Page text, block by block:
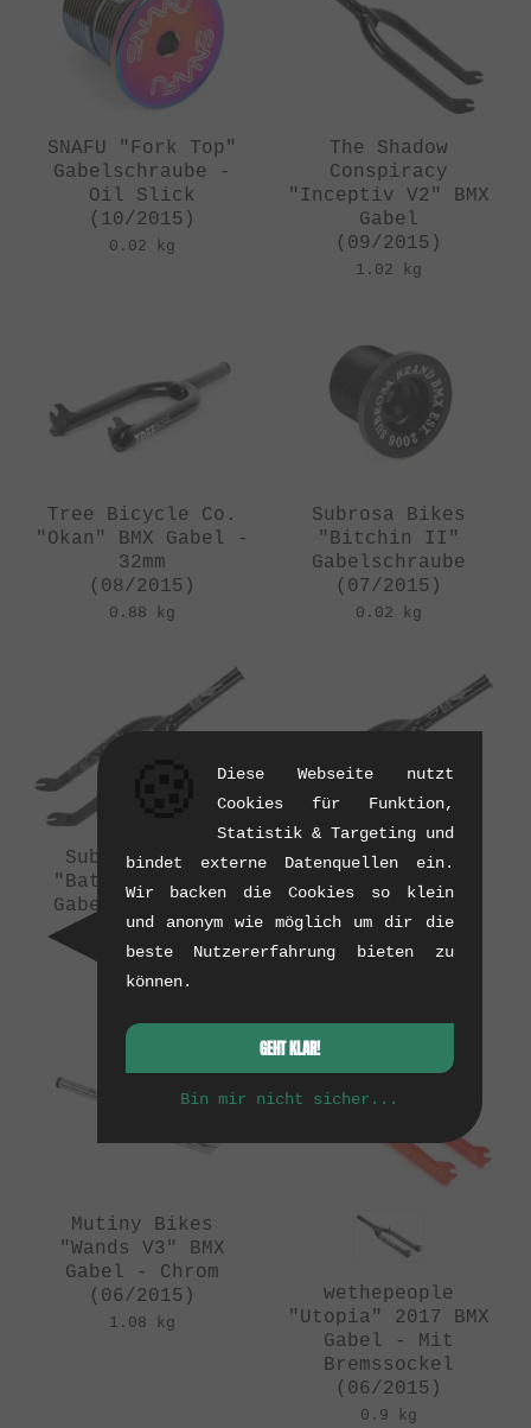
SNAFU "Fork Top"
Gabelschraube -
Oil Slick
(10/2015)
0.02 kg
The Shadow
Conspiracy
"Inceptiv V2" BMX
Gabel
(09/2015)
1.02 kg
Tree Bicycle Co.
"Okan" BMX Gabel -
32mm
(08/2015)
0.88 kg
Subrosa Bikes
"Bitchin II"
Gabelschraube
(07/2015)
0.02 kg
Subrosa Bikes
"Battle II" BMX
Gabel - Paisley
Schwarz
(07/2015)
1.03 kg
Subrosa Bikes
"Battle II" BMX
(07/2015)
1.03 kg
Mutiny Bikes
"Wands V3" BMX
Gabel - Chrom
(06/2015)
1.08 kg
wethepeople
"Utopia" 2017 BMX
Gabel - Mit
Bremssockel
(06/2015)
0.9 kg
Diese Webseite nutzt
Cookies für Funktion,
Statistik & Targeting und
bindet externe Datenquellen ein.
Wir backen die Cookies so klein
und anonym wie möglich um dir die
beste Nutzererfahrung bieten zu
können.
GEHT KLAR!
Bin mir nicht sicher...